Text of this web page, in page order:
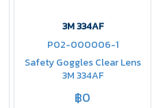
3M 334AF
P02-000006-1
Safety Goggles Clear Lens
3M 334AF
฿0